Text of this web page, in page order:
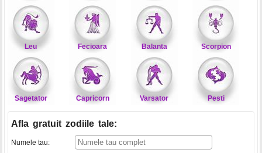
Leu Fecioara Balanta Scorpion
Sagetator Capricorn Varsator Pesti
Afla gratuit zodiile tale:
Numele tau: